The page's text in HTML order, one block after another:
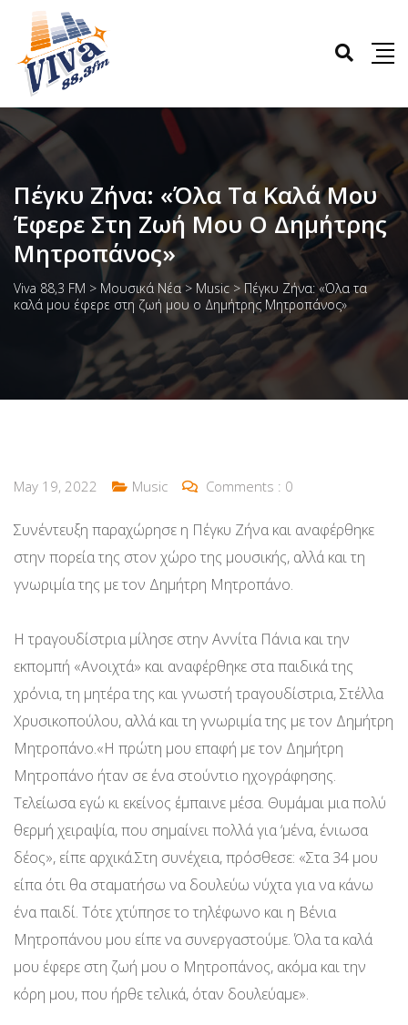
Πέγκυ Ζήνα: «Όλα Τα Καλά Μου
Έφερε Στη Ζωή Μου Ο Δημήτρης
Μητροπάνος»
Viva 88,3 FM > Μουσικά Νέα > Music > Πέγκυ Ζήνα: «Όλα τα
καλά μου έφερε στη ζωή μου ο Δημήτρης Μητροπάνος»
May 19, 2022 Music Comments : 0
Συνέντευξη παραχώρησε η Πέγκυ Ζήνα και αναφέρθηκε
στην πορεία της στον χώρο της μουσικής, αλλά και τη
γνωριμία της με τον Δημήτρη Μητροπάνο.
Η τραγουδίστρια μίλησε στην Αννίτα Πάνια και την
εκπομπή «Ανοιχτά» και αναφέρθηκε στα παιδικά της
χρόνια, τη μητέρα της και γνωστή τραγουδίστρια, Στέλλα
Χρυσικοπούλου, αλλά και τη γνωριμία της με τον Δημήτρη
Μητροπάνο.«Η πρώτη μου επαφή με τον Δημήτρη
Μητροπάνο ήταν σε ένα στούντιο ηχογράφησης.
Τελείωσα εγώ κι εκείνος έμπαινε μέσα. Θυμάμαι μια πολύ
θερμή χειραψία, που σημαίνει πολλά για ‘μένα, ένιωσα
δέος», είπε αρχικά.Στη συνέχεια, πρόσθεσε: «Στα 34 μου
είπα ότι θα σταματήσω να δουλεύω νύχτα για να κάνω
ένα παιδί. Τότε χτύπησε το τηλέφωνο και η Βένια
Μητροπάνου μου είπε να συνεργαστούμε. Όλα τα καλά
μου έφερε στη ζωή μου ο Μητροπάνος, ακόμα και την
κόρη μου, που ήρθε τελικά, όταν δουλεύαμε».